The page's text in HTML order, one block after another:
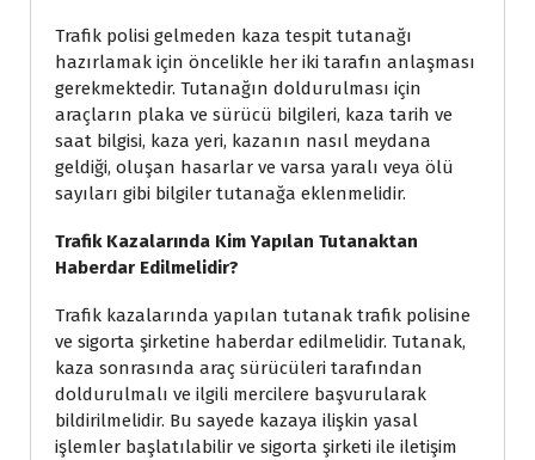
Trafik polisi gelmeden kaza tespit tutanağı
hazırlamak için öncelikle her iki tarafın anlaşması
gerekmektedir. Tutanağın doldurulması için
araçların plaka ve sürücü bilgileri, kaza tarih ve
saat bilgisi, kaza yeri, kazanın nasıl meydana
geldiği, oluşan hasarlar ve varsa yaralı veya ölü
sayıları gibi bilgiler tutanağa eklenmelidir.
Trafik Kazalarında Kim Yapılan Tutanaktan
Haberdar Edilmelidir?
Trafik kazalarında yapılan tutanak trafik polisine
ve sigorta şirketine haberdar edilmelidir. Tutanak,
kaza sonrasında araç sürücüleri tarafından
doldurulmalı ve ilgili mercilere başvurularak
bildirilmelidir. Bu sayede kazaya ilişkin yasal
işlemler başlatılabilir ve sigorta şirketi ile iletişim